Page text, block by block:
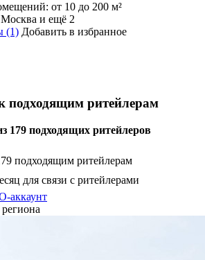
от 10 до 200 м²
Москва и ещё 2
(1) Добавить в избранное
подходящим ритейлерам
179 подходящих ритейлеров
подходящим ритейлерам
для связи с ритейлерами
аккаунт